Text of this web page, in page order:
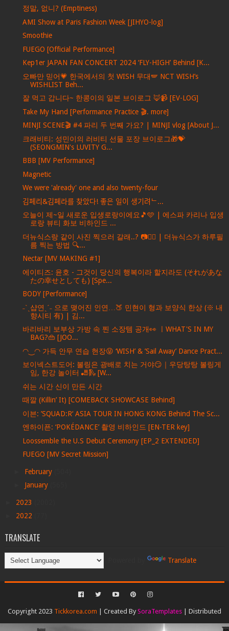
정말, 없니? (Emptiness)
AMI Show at Paris Fashion Week [JIHYO-log]
Smoothie
FUEGO [Official Performance]
Kep1er JAPAN FAN CONCERT 2024 ‘FLY-HIGH’ Behind [K...
오빠만 믿어💗 한국에서의 첫 WISH 무대🪽 NCT WISH’s
WISHLIST Beh...
잘 먹고 갑니다~ 한콩이의 일본 브이로그 🦊📹 [EV-LOG]
Take My Hand [Performance Practice 🎬. more]
MINJI SCENE🎬 #4 파리 두 번째 가요? | MINJI vlog [About J...
크래비티: 성민이의 러비티 선물 포장 브이로그🎁💝
(SEONGMIN's LUVITY G...
BBB [MV Performance]
Magnetic
We were 'already' one and also twenty-four
김페리&김페라를 찾았다! 좋은 일이 생기려ᄂ...
오늘이 제~일 새로운 입생로랑이에요🎵🩵 | 에스파 카리나 입생
로랑 뷰티 화보 비하인드 ...
더뉴식스랑 같이 사진 찍으러 갈래..? 📷❤‍🔥 | 더뉴식스가 하루필
름 찍는 방법 🔍...
Nectar [MV MAKING #1]
에이티즈: 윤호 - 그것이 당신의 행복이라 할지라도 (それがあな
たの幸せとしても) [Spe...
BODY [Performance]
˗ˋˏ샵연ˎˊ˗ 으로 맺어진 인연…🍑 민현이 형과 보양식 한상 (※ 내
향시티 有) | 김...
바리바리 보부상 가방 속 찐 소장템 공개👀 ㅣWHAT'S IN MY
BAG?👜 [JOO...
◠‿◠ 가득 안무 연습 현장😝 ‘WISH’ & ’Sail Away’ Dance Pract...
보이넥스트도어: 볼링은 광배로 치는 거야😏｜우당탕탕 볼링게
임, 한강 놀이터 🎳🛝 [W...
쉬는 시간 신이 만든 시간
때깔 (Killin’ It) [COMEBACK SHOWCASE Behind]
이븐: ’SQUAD:R‘ ASIA TOUR IN HONG KONG Behind The Sc...
엔하이픈: ‘POKÉDANCE’ 촬영 비하인드 [EN-TER key]
Loossemble the U.S Debut Ceremony [EP_2 EXTENDED]
FUEGO [MV Secret Mission]
February
January
2023
2022
TRANSLATE
Translate
Copyright 2023 Tickkorea.com | Created By SoraTemplates| Distributed